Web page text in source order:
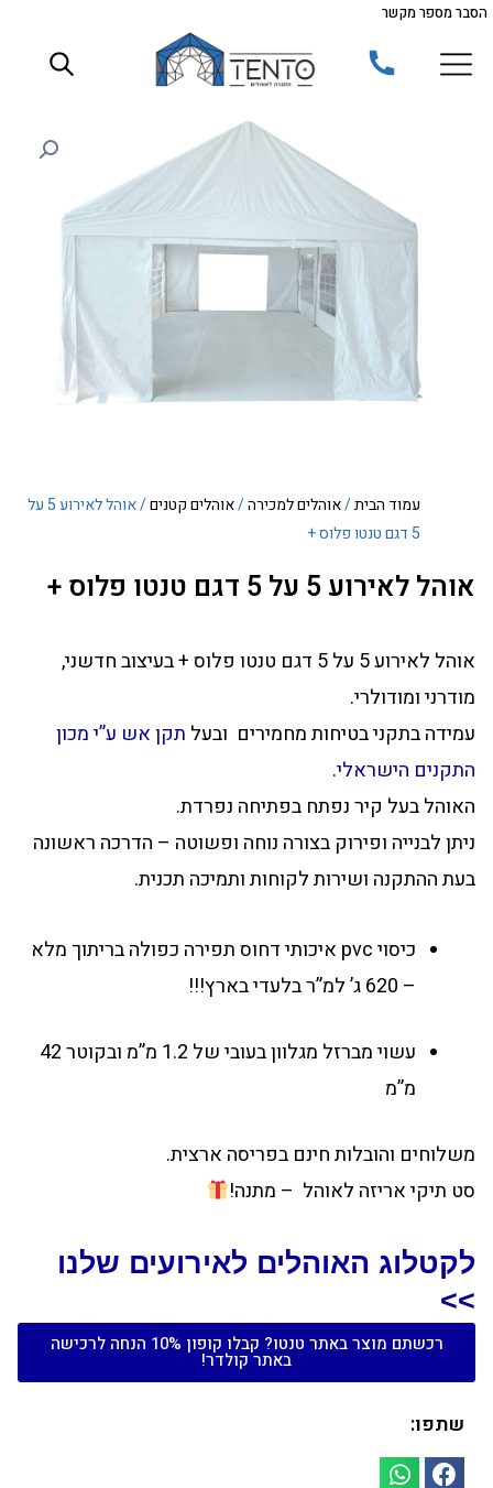
דילוג
לתוכן
הסבר מספר מקשר
עמוד הבית/אוהלים למכירה/אוהלים קטנים
/ אוהל לאירוע 5 על
5 דגם טנטו פלוס +
אוהל לאירוע 5 על 5 דגם טנטו פלוס +
אוהל לאירוע 5 על 5 דגם טנטו פלוס + בעיצוב חדשני,
מודרני ומודולרי.
עמידה בתקני בטיחות מחמירים ובעל תקן אש ע”י מכון
התקנים הישראלי.
האוהל בעל קיר נפתח בפתיחה נפרדת.
ניתן לבנייה ופירוק בצורה נוחה ופשוטה – הדרכה ראשונה
בעת ההתקנה ושירות לקוחות ותמיכה תכנית.
כיסוי pvc איכותי דחוס תפירה כפולה בריתוך מלא
– 620 ג’ למ”ר בלעדי בארץ!!!
עשוי מברזל מגלוון בעובי של 1.2 מ”מ ובקוטר 42
מ”מ
משלוחים והובלות חינם בפריסה ארצית.
סט תיקי אריזה לאוהל – מתנה!
לקטלוג האוהלים לאירועים שלנו
>>
רכשתם מוצר באתר טנטו? קבלו קופון 10% הנחה לרכישה
באתר קולדר!
שתפו: